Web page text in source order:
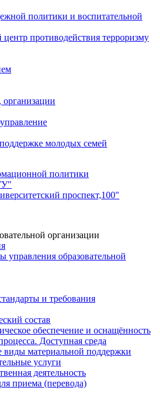
политики и воспитательной
противодействия терроризму
молодых семей
политики
проспект,100"
организации
управления образовательной
и требования
состав
обеспечение и оснащённость
Доступная среда
материальной поддержки
услуги
деятельность
приема (перевода)